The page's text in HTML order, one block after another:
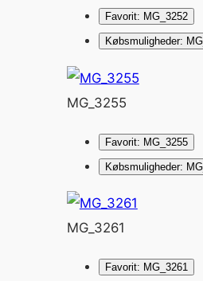
Favorit: MG_3252
Købsmuligheder:
MG_3255
Favorit: MG_3255
Købsmuligheder:
MG_3261
Favorit: MG_3261